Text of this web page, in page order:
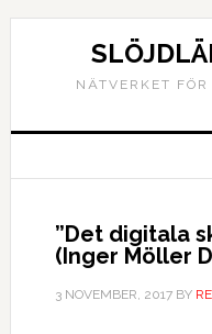
NÄTVERKET
”Det digitala
(Inger Möller
3 NOVEMBER, 2017BY